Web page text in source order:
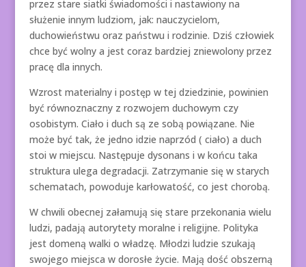
przez stare siatki świadomości i nastawiony na
służenie innym ludziom, jak: nauczycielom,
duchowieństwu oraz państwu i rodzinie. Dziś człowiek
chce być wolny a jest coraz bardziej zniewolony przez
pracę dla innych.
Wzrost materialny i postęp w tej dziedzinie, powinien
być równoznaczny z rozwojem duchowym czy
osobistym. Ciało i duch są ze sobą powiązane. Nie
może być tak, że jedno idzie naprzód ( ciało) a duch
stoi w miejscu. Następuje dysonans i w końcu taka
struktura ulega degradacji. Zatrzymanie się w starych
schematach, powoduje karłowatość, co jest chorobą.
W chwili obecnej załamują się stare przekonania wielu
ludzi, padają autorytety moralne i religijne. Polityka
jest domeną walki o władzę. Młodzi ludzie szukają
swojego miejsca w dorosłe życie. Mają dość obszerną